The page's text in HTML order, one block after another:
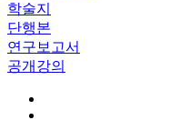
학술지
단행본
연구보고서
공개강의